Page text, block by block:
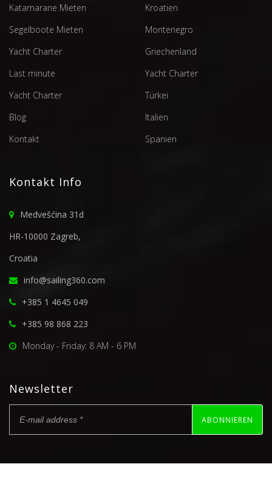
Katamarane Mieten
Segelboote Mieten
Yacht Charter
Last minute
Yacht Charter
Blog
Kontakt
Kroatien
Montenegro
Griechenland
Yacht Charter
Türkei
Italien
Spanien
Kontakt Info
Medvešćina 31d
HR-10000 Zagreb,
Croatia
info@sailing360.com
+385 1 4645 049
+385 98 868 223
Monday - Friday: 8 AM - 6 PM
Newsletter
ABONNIEREN